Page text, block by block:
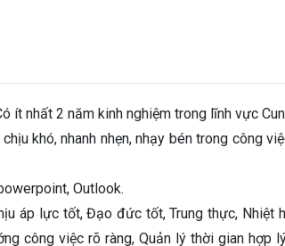
ít nhất 2 năm kinh nghiệm trong lĩnh vực
khó, nhanh nhẹn, nhạy bén trong công
Outlook.
áp lực tốt, Đạo đức tốt, Trung thực, Nhiệt
công việc rõ ràng, Quản lý thời gian hợp